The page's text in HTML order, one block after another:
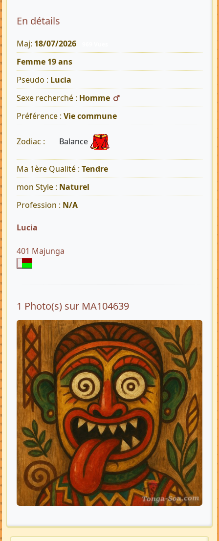
En détails
Maj: 18/07/2026
Femme 19 ans
Pseudo : Lucia
Sexe recherché : Homme
Préférence : Vie commune
Zodiac : Balance
Ma 1ère Qualité : Tendre
mon Style : Naturel
Profession : N/A
Lucia
401 Majunga
1 Photo(s) sur MA104639